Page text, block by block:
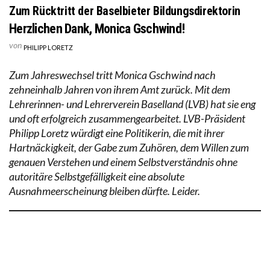
Zum Rücktritt der Baselbieter Bildungsdirektorin
Herzlichen Dank, Monica Gschwind!
von PHILIPP LORETZ
Zum Jahreswechsel tritt Monica Gschwind nach
zehneinhalb Jahren von ihrem Amt zurück. Mit dem
Lehrerinnen- und Lehrerverein Baselland (LVB) hat sie eng
und oft erfolgreich zusammengearbeitet. LVB-Präsident
Philipp Loretz würdigt eine Politikerin, die mit ihrer
Hartnäckigkeit, der Gabe zum Zuhören, dem Willen zum
genauen Verstehen und einem Selbstverständnis ohne
autoritäre Selbstgefälligkeit eine absolute
Ausnahmeerscheinung bleiben dürfte. Leider.